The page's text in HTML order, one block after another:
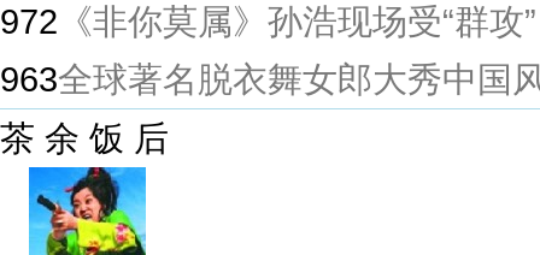
972 《非你莫属》孙浩现场受“群攻”
963全球著名脱衣舞女郎大秀中国
茶 余 饭 后